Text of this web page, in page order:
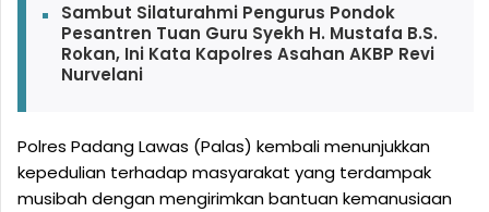
Sambut Silaturahmi Pengurus Pondok
Pesantren Tuan Guru Syekh H. Mustafa B.S.
Rokan, Ini Kata Kapolres Asahan AKBP Revi
Nurvelani
Polres Padang Lawas (Palas) kembali menunjukkan
kepedulian terhadap masyarakat yang terdampak
musibah dengan mengirimkan bantuan kemanusiaan